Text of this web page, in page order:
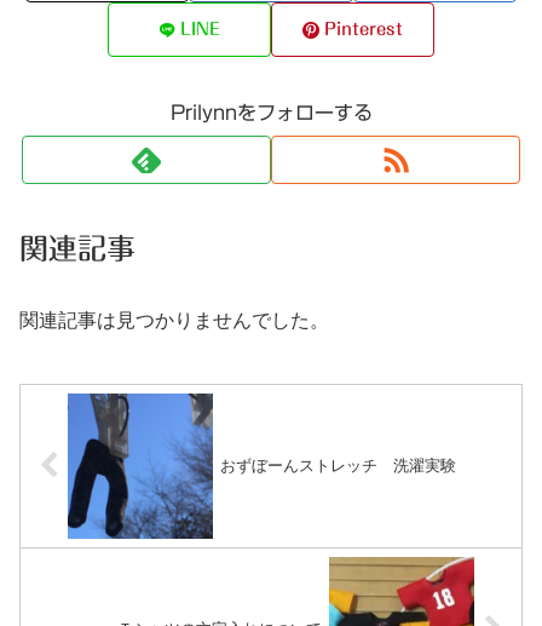
LINE Pinterest
Prilynnをフォローする
関連記事
関連記事は見つかりませんでした。
おずぼーんストレッチ 洗濯実験